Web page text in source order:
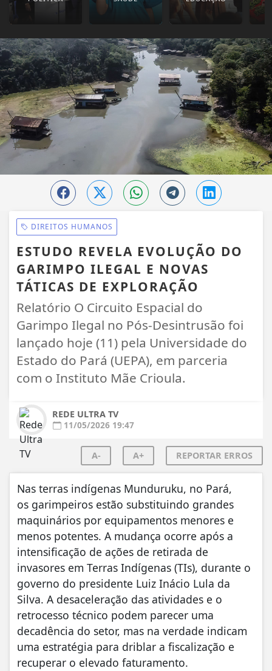
DIREITOS HUMANOS
ESTUDO REVELA EVOLUÇÃO DO
GARIMPO ILEGAL E NOVAS
TÁTICAS DE EXPLORAÇÃO
Relatório O Circuito Espacial do
Garimpo Ilegal no Pós-Desintrusão foi
lançado hoje (11) pela Universidade do
Estado do Pará (UEPA), em parceria
com o Instituto Mãe Crioula.
REDE ULTRA TV
11/05/2026 19:47
A- A+ REPORTAR ERROS
Nas terras indígenas Munduruku, no Pará,
os garimpeiros estão substituindo grandes
maquinários por equipamentos menores e
menos potentes. A mudança ocorre após a
intensificação de ações de retirada de
invasores em Terras Indígenas (TIs), durante o
governo do presidente Luiz Inácio Lula da
Silva. A desaceleração das atividades e o
retrocesso técnico podem parecer uma
decadência do setor, mas na verdade indicam
uma estratégia para driblar a fiscalização e
recuperar o elevado faturamento.